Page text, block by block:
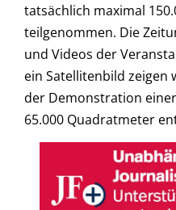
tatsächlich maximal
teilgenommen. Die
und Videos der
ein Satellitenbild zeigen
der Demonstration
65.000 Quadratmeter